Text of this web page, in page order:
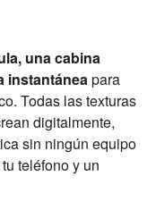
una cabina
instantáneapara
Todas las texturas
digitalmente,
sin ningún equipo
teléfono y un